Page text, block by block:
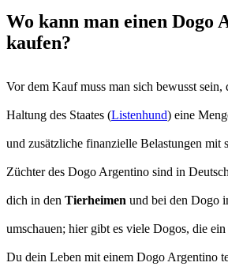
Wo kann man einen Dogo
kaufen?
Vor dem Kauf muss man sich bewusst sein,
Haltung des Staates (Listenhund) eine
und zusätzliche finanzielle Belastungen mit
Züchter des Dogo Argentino sind in
dich in den Tierheimen und bei den Dogo
umschauen; hier gibt es viele Dogos, die
Du dein Leben mit einem Dogo Argentino